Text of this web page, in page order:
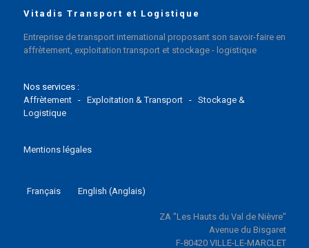
Vitadis Transport et Logistique
Entreprise de transport international proposant son savoir-faire en
affrètement, exploitation transport et stockage - logistique
Nos services :
Affrètement- Exploitation & Transport- Stockage &
Logistique
Mentions légales
Français English (Anglais)
ZA "Les Hauts du Val de Nièvre"
Avenue du Bisgaret
F-80420 VILLE-LE-MARCLET